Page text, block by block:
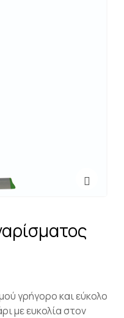
γρήγορο και εύκολο
με ευκολία στον